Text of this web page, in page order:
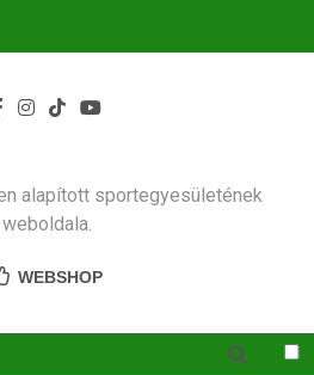
alapított sportegyesületének
weboldala.
WEBSHOP